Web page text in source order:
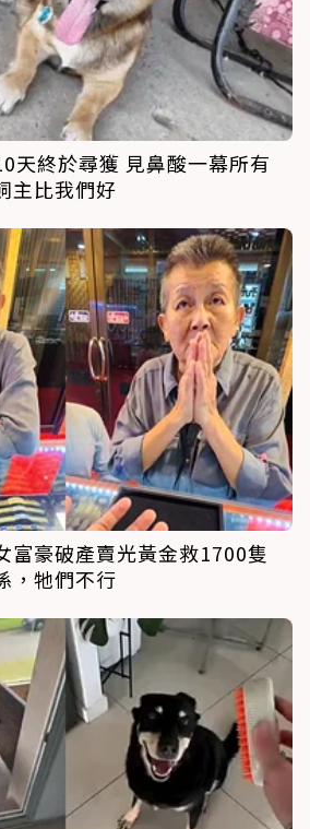
天終於尋獲 見鼻酸一幕所有
主比我們好
富豪破產賣光黃金救1700隻
，牠們不行